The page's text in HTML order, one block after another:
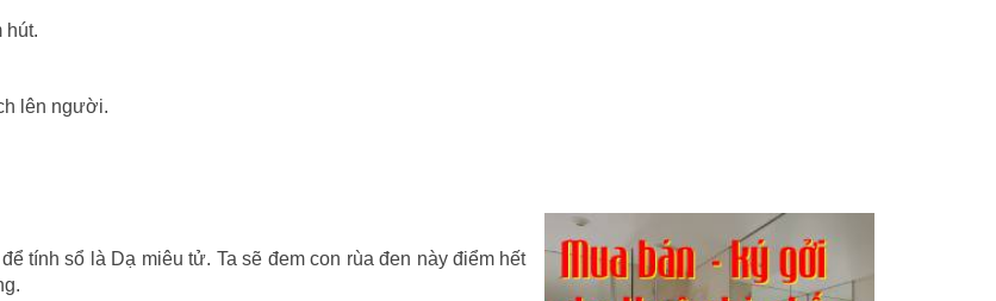
hút.
lên người.
tính sổ là Dạ miêu tử. Ta sẽ đem con rùa đen này điểm hết